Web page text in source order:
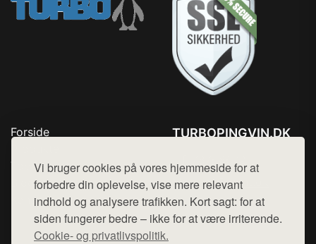
Vi bruger cookies på vores hjemmeside for at
forbedre din oplevelse, vise mere relevant
indhold og analysere trafikken. Kort sagt: for at
siden fungerer bedre – ikke for at være irriterende.
Cookie- og privatlivspolitik.
Forside
Top Rabatter
Blog
Kontakt
TURBOPINGVIN.DK
Mail: hej@want.dk
Cookie- og privatlivspolitik